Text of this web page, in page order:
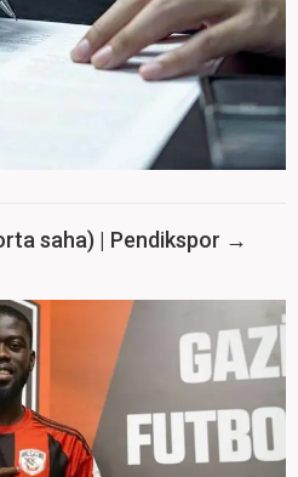
saha) | Pendikspor →